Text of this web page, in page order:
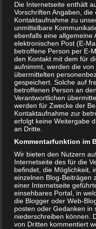
Zyklus ohne
Curry in der
Die Internetseite enthält
Vorschriften Angaben,
Kontaktaufnahme zu
unmittelbare
ebenfalls eine allgemeine
elektronischen Post (E-
betroffene Person per E-
den Kontakt mit dem für
aufnimmt, werden die
übermittelten
gespeichert. Solche auf
betroffenen Person an
Verantwortlichen
werden für Zwecke der
Kontaktaufnahme zur
erfolgt keine Weitergabe
an Dritte.
Kommentarfunktion im
Wir bieten den Nutzern
Internetseite des für die
befindet, die Möglichkeit,
einzelnen Blog-Beiträgen
einer Internetseite
einsehbares Portal, in
die Blogger oder Web-
posten oder Gedanken in
niederschreiben können.
von Dritten kommentiert